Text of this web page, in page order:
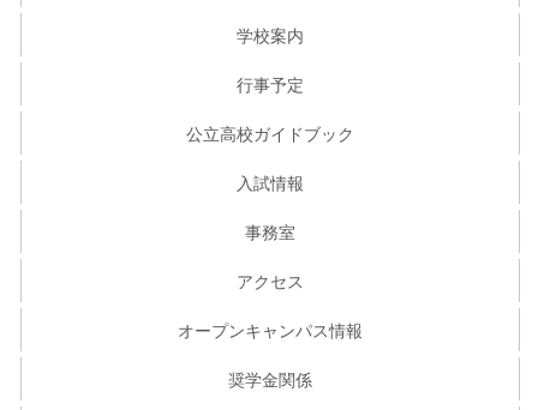
学校案内
行事予定
公立高校ガイドブック
入試情報
事務室
アクセス
オープンキャンパス情報
奨学金関係